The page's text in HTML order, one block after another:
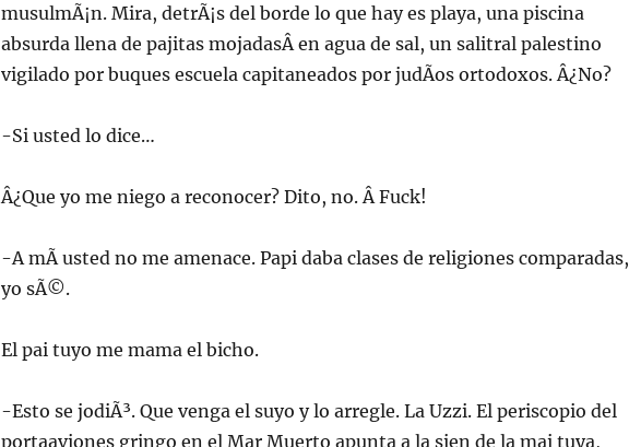
musulmÃ¡n. Mira, detrÃ¡s del borde lo que hay es playa, una piscina
absurda llena de pajitas mojadasÂ en agua de sal, un salitral palestino
vigilado por buques escuela capitaneados por judÃ­os ortodoxos. Â¿No?
-Si usted lo dice…
Â¿Que yo me niego a reconocer? Dito, no. Â Fuck!
-A mÃ­ usted no me amenace. Papi daba clases de religiones comparadas,
yo sÃ©.
El pai tuyo me mama el bicho.
-Esto se jodiÃ³. Que venga el suyo y lo arregle. La Uzzi. El periscopio del
portaaviones gringo en el Mar Muerto apunta a la sien de la mai tuya,